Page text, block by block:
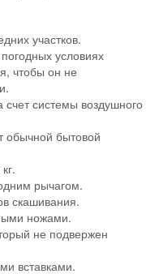
участков.
условиях
чтобы он не
счет системы воздушного
обычной бытовой
рычагом.
скашивания.
ножами.
не подвержен
вставками.